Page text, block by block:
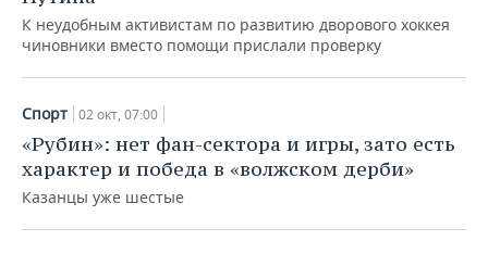
К неудобным активистам по развитию дворового хоккея
чиновники вместо помощи прислали проверку
Спорт 02 окт, 07:00
«Рубин»: нет фан-сектора и игры, зато есть
характер и победа в «волжском дерби»
Казанцы уже шестые